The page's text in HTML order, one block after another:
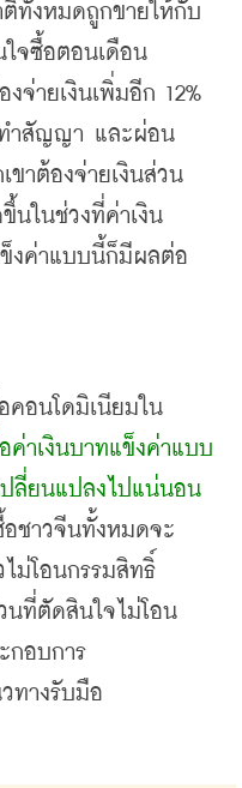
ติทั้งหมดถูกขายให้กับ
จซื้อตอนเดือน
งจ่ายเงินเพิ่มอีก
ำสัญญา และผ่อน
ขาต้องจ่ายเงินส่วน
ขึ้นในช่วงที่ค่าเงิน
งค่าแบบนี้ก็มีผลต่อ
อนโดมิเนียมใน
ค่าเงินบาทแข็งค่าแบบ
ลี่ยนแปลงไปแน่นอน
ชาวจีนทั้งหมดจะ
ไม่โอนกรรมสิทธิ์
นที่ตัดสินใจไม่โอน
กอบการ
ทางรับมือ